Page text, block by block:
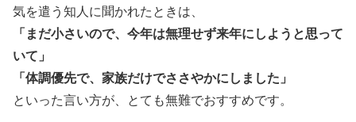
気を遣う知人に聞かれたときは、
「まだ小さいので、今年は無理せず来年にしようと思って
いて」
「体調優先で、家族だけでささやかにしました」
といった言い方が、とても無難でおすすめです。